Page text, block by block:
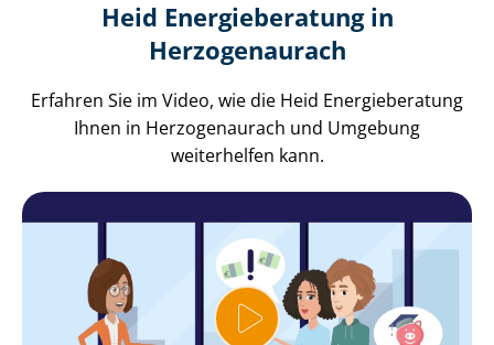
Heid Energieberatung in
Herzogenaurach
Erfahren Sie im Video, wie die Heid Energieberatung
Ihnen in Herzogenaurach und Umgebung
weiterhelfen kann.